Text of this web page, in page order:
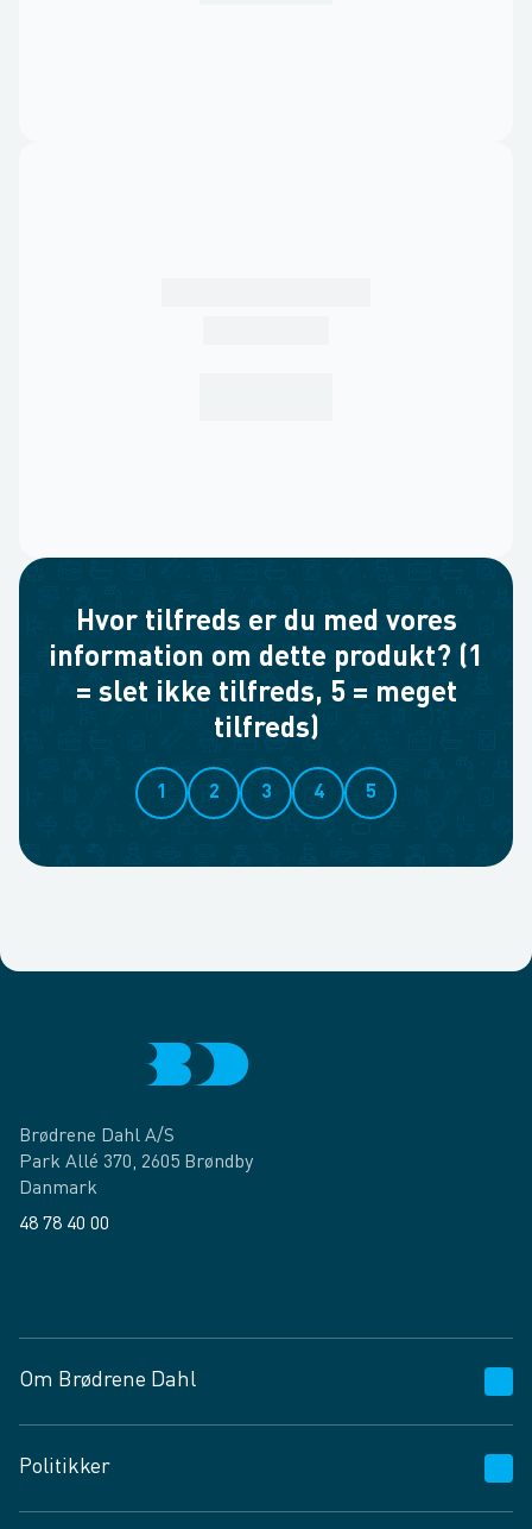
Hvor tilfreds er du med vores
information om dette produkt? (1
= slet ikke tilfreds, 5 = meget
tilfreds)
1 2 3 4 5
Brødrene Dahl A/S
Park Allé 370, 2605 Brøndby
Danmark
48 78 40 00
Om Brødrene Dahl
Vagttelefon 30 10 89 89
Spørgsmål og svar
Politikker